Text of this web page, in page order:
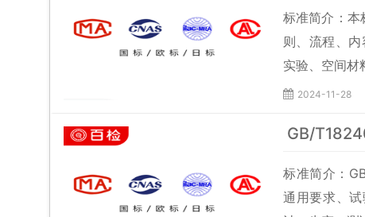
标准简介：本
则、流程、
实验、空间材
2024-11-28
GB/
标准简介：
通用要求、